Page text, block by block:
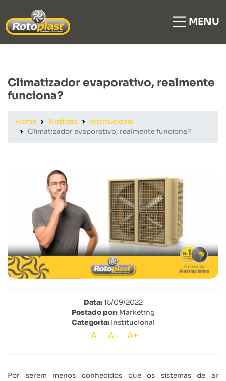
MENU
Climatizador evaporativo, realmente
funciona?
Home Notícias
Institucional
Climatizador evaporativo, realmente funciona?
Data:15/09/2022
Postado por:Marketing
Categoria:Institucional
A A- A+
Por serem menos conhecidos que os sistemas de ar